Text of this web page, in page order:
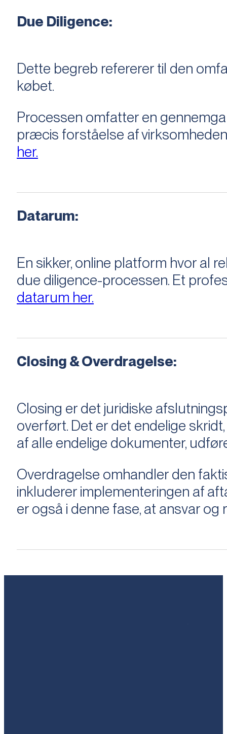
Due Diligence:
Dette begreb refererer til den
købet.
Processen omfatter en
præcis forståelse af
her.
Datarum:
En sikker, online platform hvor al
due diligence-processen. Et
datarum her.
Closing & Overdragelse:
Closing er det juridiske
overført. Det er det endelige
af alle endelige dokumenter,
Overdragelse omhandler den
inkluderer implementeringen af
er også i denne fase, at ansvar